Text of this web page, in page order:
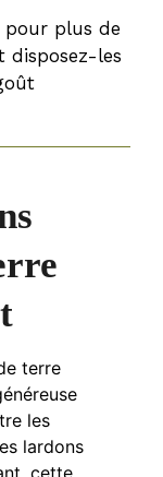
plus de
disposez-les
terre
les
lardons